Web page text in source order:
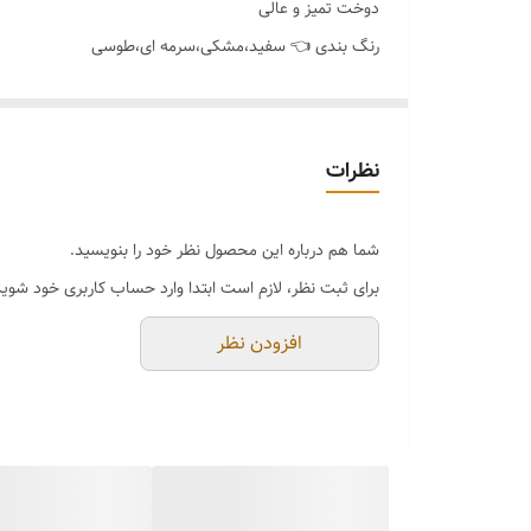
دوخت تمیز و عالی
رنگ بندی 👈 سفید،مشکی،سرمه ای،طوسی
نظرات
شما هم درباره این محصول نظر خود را بنویسید.
برای ثبت نظر، لازم است ابتدا وارد حساب کاربری خود
افزودن نظر